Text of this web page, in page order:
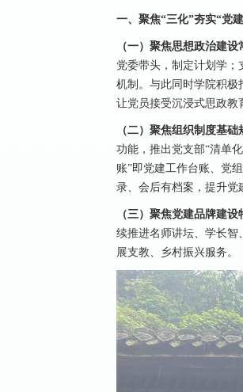
一、聚焦“三化”夯实“党
（一）聚焦思想政治建设
党委带头，制定计划学
机制。与此同时学院积极
让党员接受沉浸式思政教
（二）聚焦组织制度基础
功能，推出党支部“清单
账”即党建工作台账、党
录、会后有档案，提升党
（三）聚焦党建品牌建设
续推进名师讲坛、学长智
展支教、乡村振兴服务。